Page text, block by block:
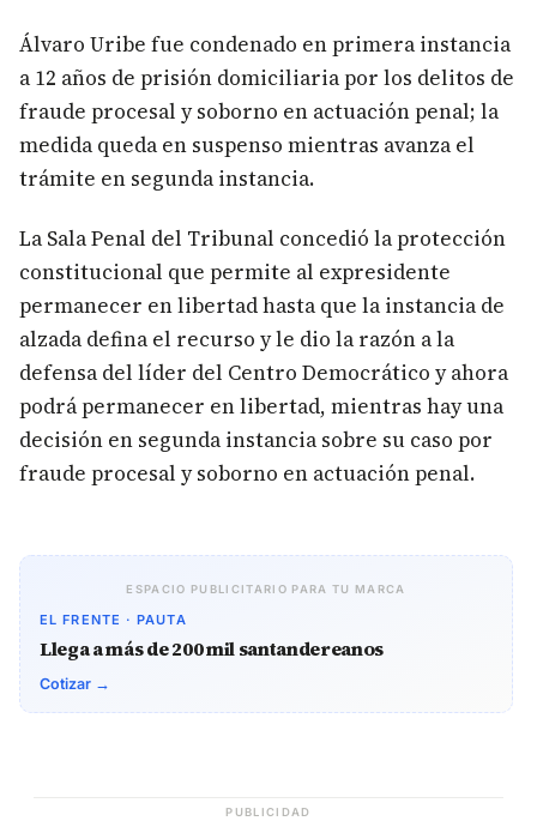
Álvaro Uribe fue condenado en primera instancia
a 12 años de prisión domiciliaria por los delitos de
fraude procesal y soborno en actuación penal; la
medida queda en suspenso mientras avanza el
trámite en segunda instancia.
La Sala Penal del Tribunal concedió la protección
constitucional que permite al expresidente
permanecer en libertad hasta que la instancia de
alzada defina el recurso y le dio la razón a la
defensa del líder del Centro Democrático y ahora
podrá permanecer en libertad, mientras hay una
decisión en segunda instancia sobre su caso por
fraude procesal y soborno en actuación penal.
ESPACIO PUBLICITARIO PARA TU MARCA
EL FRENTE · PAUTA
Llega a más de 200 mil santandereanos
Cotizar →
PUBLICIDAD